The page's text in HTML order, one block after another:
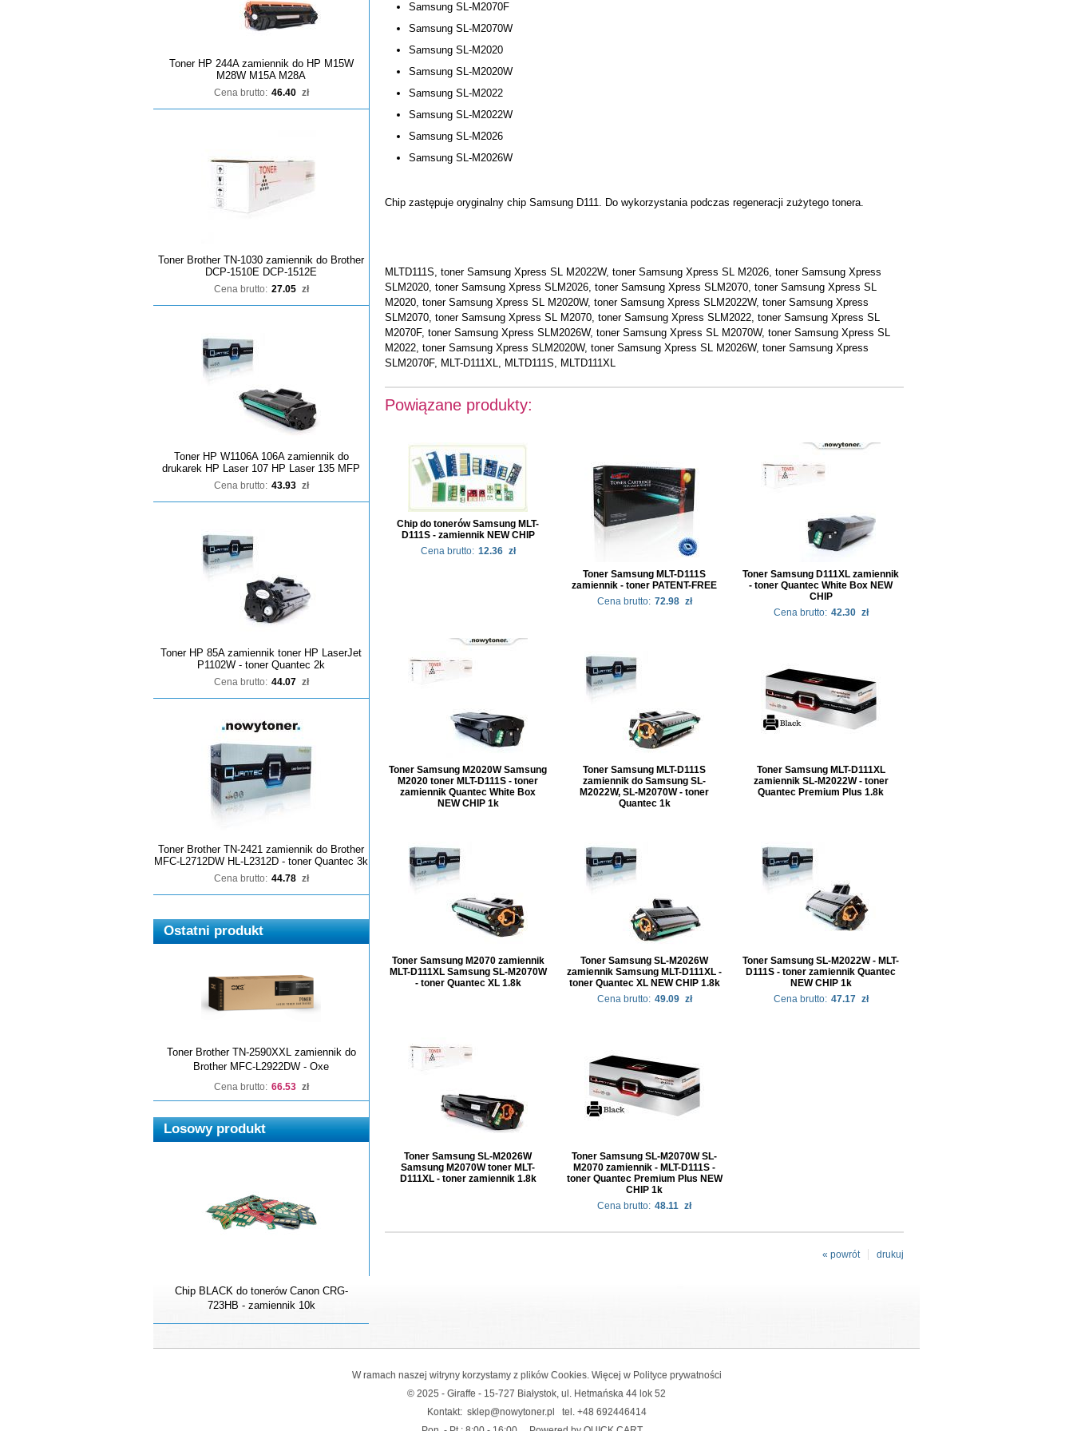
Toner HP 244A zamiennik do HP M15W
M28W M15A M28A
Cena brutto: 46.40 zł
Toner Brother TN-1030 zamiennik do Brother
DCP-1510E DCP-1512E
Cena brutto: 27.05 zł
Toner HP W1106A 106A zamiennik do
drukarek HP Laser 107 HP Laser 135 MFP
Cena brutto: 43.93 zł
Toner HP 85A zamiennik toner HP LaserJet
P1102W - toner Quantec 2k
Cena brutto: 44.07 zł
Toner Brother TN-2421 zamiennik do Brother
MFC-L2712DW HL-L2312D - toner Quantec 3k
Cena brutto: 44.78 zł
Ostatni produkt
Toner Brother TN-2590XXL zamiennik do
Brother MFC-L2922DW - Oxe
Cena brutto: 66.53 zł
Losowy produkt
Chip BLACK do tonerów Canon CRG-
723HB - zamiennik 10k
Samsung SL-M2070F
Samsung SL-M2070W
Samsung SL-M2020
Samsung SL-M2020W
Samsung SL-M2022
Samsung SL-M2022W
Samsung SL-M2026
Samsung SL-M2026W
Chip zastępuje oryginalny chip Samsung D111. Do wykorzystania podczas regeneracji zużytego tonera.
MLTD111S, toner Samsung Xpress SL M2022W, toner Samsung Xpress SL M2026, toner Samsung Xpress
SLM2020, toner Samsung Xpress SLM2026, toner Samsung Xpress SLM2070, toner Samsung Xpress SL
M2020, toner Samsung Xpress SL M2020W, toner Samsung Xpress SLM2022W, toner Samsung Xpress
SLM2070, toner Samsung Xpress SL M2070, toner Samsung Xpress SLM2022, toner Samsung Xpress SL
M2070F, toner Samsung Xpress SLM2026W, toner Samsung Xpress SL M2070W, toner Samsung Xpress SL
M2022, toner Samsung Xpress SLM2020W, toner Samsung Xpress SL M2026W, toner Samsung Xpress
SLM2070F, MLT-D111XL, MLTD111S, MLTD111XL
Powiązane produkty:
Chip do tonerów Samsung MLT-
D111S - zamiennik NEW CHIP
Cena brutto: 12.36 zł
Toner Samsung MLT-D111S
zamiennik - toner PATENT-FREE
Cena brutto: 72.98 zł
Toner Samsung D111XL zamiennik
- toner Quantec White Box NEW
CHIP
Cena brutto: 42.30 zł
Toner Samsung M2020W Samsung
M2020 toner MLT-D111S - toner
zamiennik Quantec White Box
NEW CHIP 1k
Toner Samsung MLT-D111S
zamiennik do Samsung SL-
M2022W, SL-M2070W - toner
Quantec 1k
Toner Samsung MLT-D111XL
zamiennik SL-M2022W - toner
Quantec Premium Plus 1.8k
Toner Samsung M2070 zamiennik
MLT-D111XL Samsung SL-M2070W
- toner Quantec XL 1.8k
Toner Samsung SL-M2026W
zamiennik Samsung MLT-D111XL -
toner Quantec XL NEW CHIP 1.8k
Cena brutto: 49.09 zł
Toner Samsung SL-M2022W - MLT-
D111S - toner zamiennik Quantec
NEW CHIP 1k
Cena brutto: 47.17 zł
Toner Samsung SL-M2026W
Samsung M2070W toner MLT-
D111XL - toner zamiennik 1.8k
Toner Samsung SL-M2070W SL-
M2070 zamiennik - MLT-D111S -
toner Quantec Premium Plus NEW
CHIP 1k
Cena brutto: 48.11 zł
drukuj
« powrót
W ramach naszej witryny korzystamy z plików Cookies. Więcej w Polityce prywatności
© 2025 - Giraffe - 15-727 Białystok, ul. Hetmańska 44 lok 52
Kontakt: sklep@nowytoner.pl tel. +48 692446414